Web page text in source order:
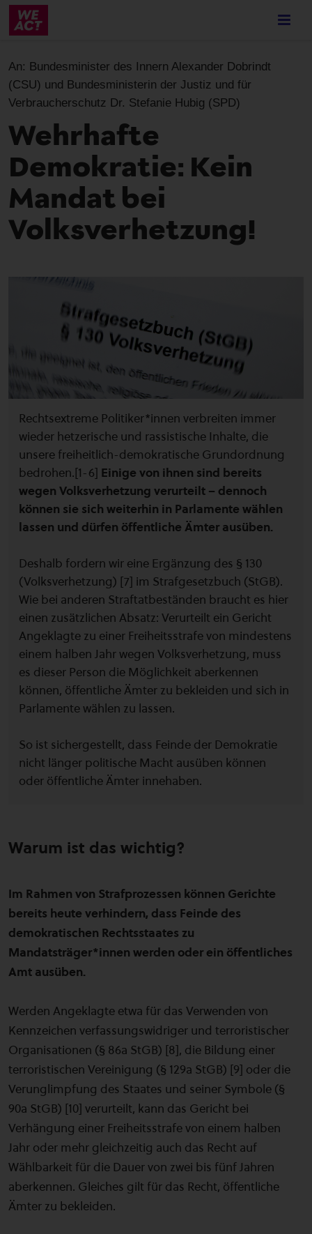
Skip
content
An: Bundesminister des Innern Alexander Dobrindt
(CSU) und Bundesministerin der Justiz und für
Verbraucherschutz Dr. Stefanie Hubig (SPD)
Wehrhafte
Demokratie: Kein
Mandat bei
Volksverhetzung!
Rechtsextreme Politiker*innen verbreiten immer
wieder hetzerische und rassistische Inhalte, die
unsere freiheitlich-demokratische Grundordnung
bedrohen.[1-6] Einige von ihnen sind bereits
wegen Volksverhetzung verurteilt – dennoch
können sie sich weiterhin in Parlamente wählen
lassen und dürfen öffentliche Ämter ausüben.
Deshalb fordern wir eine Ergänzung des § 130
(Volksverhetzung) [7] im Strafgesetzbuch (StGB).
Wie bei anderen Straftatbeständen braucht es hier
einen zusätzlichen Absatz: Verurteilt ein Gericht
Angeklagte zu einer Freiheitsstrafe von mindestens
einem halben Jahr wegen Volksverhetzung, muss
es dieser Person die Möglichkeit aberkennen
können, öffentliche Ämter zu bekleiden und sich in
Parlamente wählen zu lassen.
So ist sichergestellt, dass Feinde der Demokratie
nicht länger politische Macht ausüben können
oder öffentliche Ämter innehaben.
Warum ist das wichtig?
Im Rahmen von Strafprozessen können Gerichte
bereits heute verhindern, dass Feinde des
demokratischen Rechtsstaates zu
Mandatsträger*innen werden oder ein öffentliches
Amt ausüben.
Werden Angeklagte etwa für das Verwenden von
Kennzeichen verfassungswidriger und terroristischer
Organisationen (§ 86a StGB) [8], die Bildung einer
terroristischen Vereinigung (§ 129a StGB) [9] oder die
Verunglimpfung des Staates und seiner Symbole (§
90a StGB) [10] verurteilt, kann das Gericht bei
Verhängung einer Freiheitsstrafe von einem halben
Jahr oder mehr gleichzeitig auch das Recht auf
Wählbarkeit für die Dauer von zwei bis fünf Jahren
aberkennen. Gleiches gilt für das Recht, öffentliche
Ämter zu bekleiden.